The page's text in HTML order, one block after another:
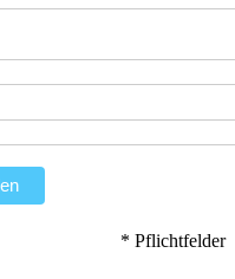
* Pflichtfelder